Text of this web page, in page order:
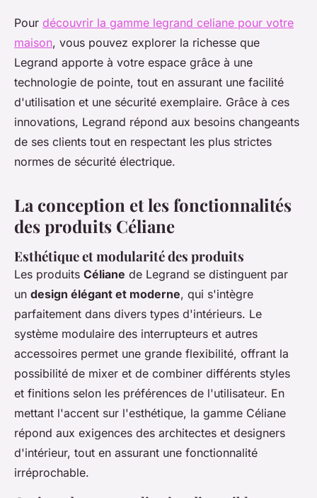
Pour découvrir la gamme legrand celiane pour votre
maison, vous pouvez explorer la richesse que
Legrand apporte à votre espace grâce à une
technologie de pointe, tout en assurant une facilité
d'utilisation et une sécurité exemplaire. Grâce à ces
innovations, Legrand répond aux besoins changeants
de ses clients tout en respectant les plus strictes
normes de sécurité électrique.
La conception et les fonctionnalités
des produits Céliane
Esthétique et modularité des produits
Les produits Céliane de Legrand se distinguent par
un design élégant et moderne, qui s'intègre
parfaitement dans divers types d'intérieurs. Le
système modulaire des interrupteurs et autres
accessoires permet une grande flexibilité, offrant la
possibilité de mixer et de combiner différents styles
et finitions selon les préférences de l'utilisateur. En
mettant l'accent sur l'esthétique, la gamme Céliane
répond aux exigences des architectes et designers
d'intérieur, tout en assurant une fonctionnalité
irréprochable.